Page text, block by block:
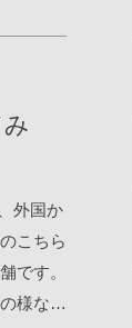
マリト
て翌日
ったの
をも
ー！見
トッツ
です
リーム
外国か
こちら
です。
様な食